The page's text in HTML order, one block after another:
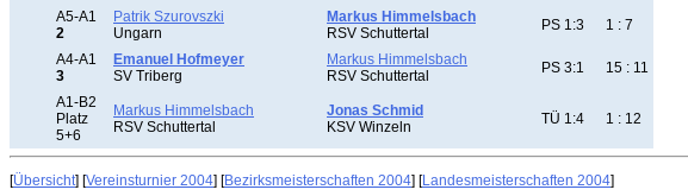
A5-A1
2
Patrik Szurovszki
Ungarn
Markus Himmelsbach
RSV Schuttertal
PS 1:3 1 : 7
A4-A1
3
Emanuel Hofmeyer
SV Triberg
Markus Himmelsbach
RSV Schuttertal
PS 3:1 15 : 11
A1-B2
Platz
5+6
Markus Himmelsbach
RSV Schuttertal
Jonas Schmid
KSV Winzeln
TÜ 1:4 1 : 12
[Übersicht] [Vereinsturnier 2004] [Bezirksmeisterschaften 2004] [Landesmeisterschaften 2004]